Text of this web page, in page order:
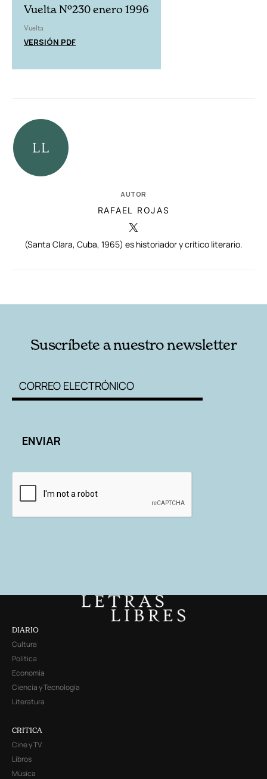
Vuelta Nº230 enero 1996
Vuelta
VERSIÓN PDF
AUTOR
RAFAEL ROJAS
(Santa Clara, Cuba, 1965) es historiador y crítico literario.
Suscríbete a nuestro newsletter
DIARIO
Cultura
Política
Economía
Ciencia y Tecnología
Literatura
CRITICA
Cine y TV
Libros
Música